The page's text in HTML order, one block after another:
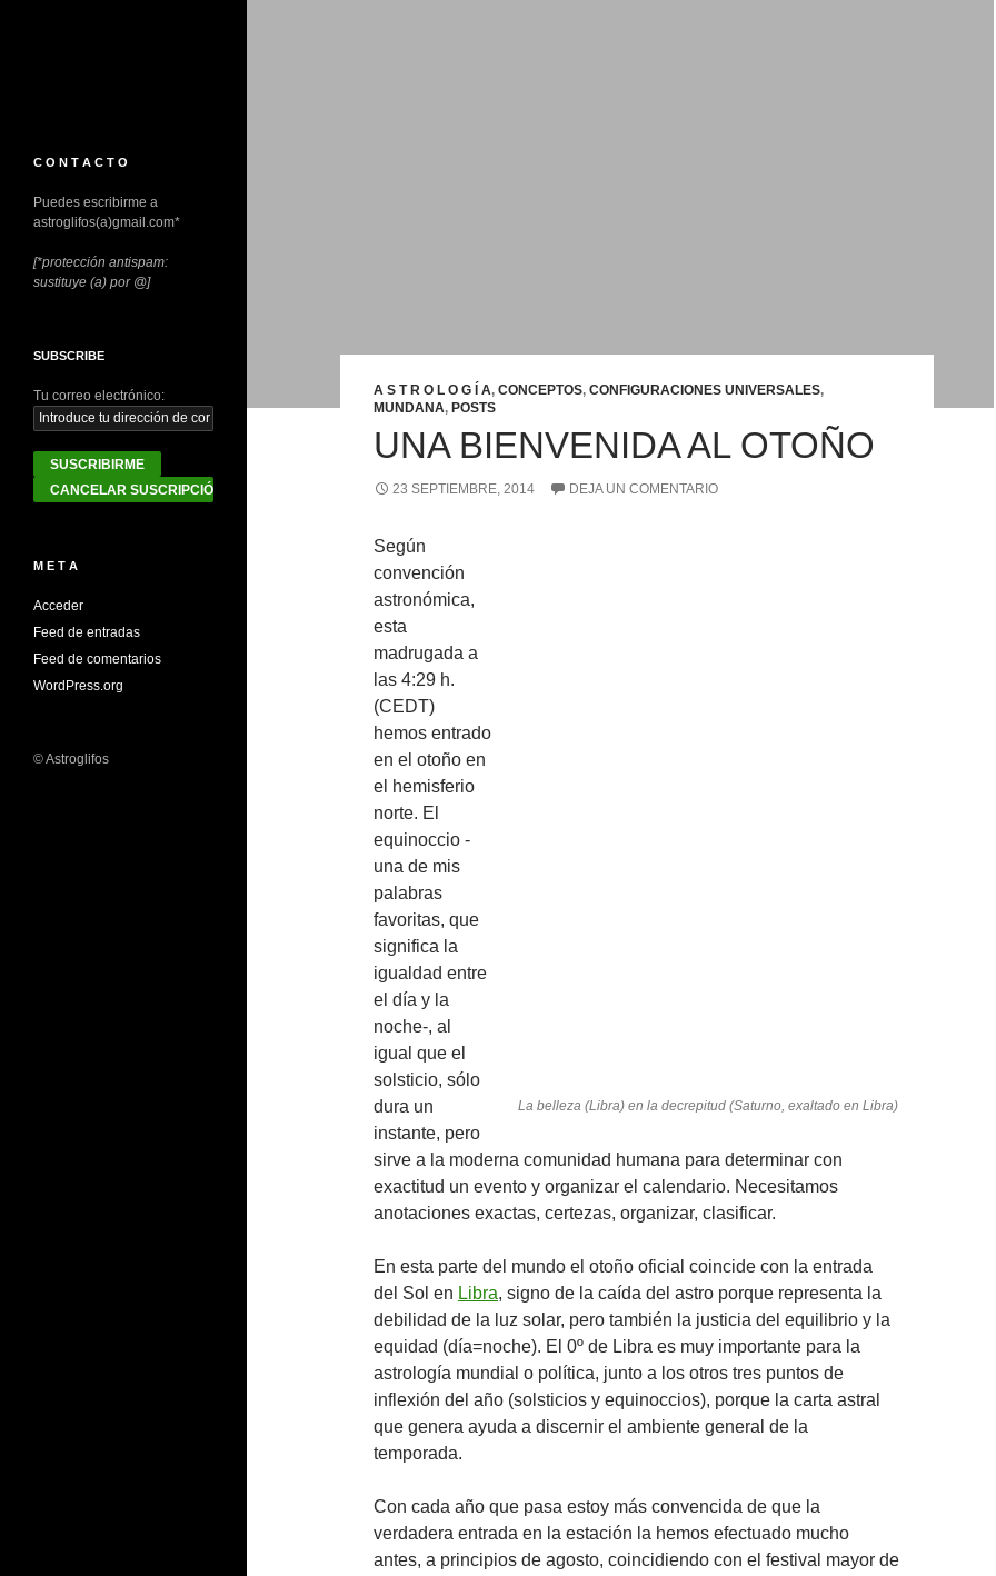
A S T R O L O G Í A, CONCEPTOS, CONFIGURACIONES UNIVERSALES,
MUNDANA, POSTS
UNA BIENVENIDA AL OTOÑO
23 SEPTIEMBRE, 2014 DEJA UN COMENTARIO
La belleza (Libra) en la decrepitud (Saturno, exaltado en Libra)
Según
convención
astronómica,
esta
madrugada a
las 4:29 h.
(CEDT)
hemos entrado
en el otoño en
el hemisferio
norte. El
equinoccio -
una de mis
palabras
favoritas, que
significa la
igualdad entre
el día y la
noche-, al
igual que el
solsticio, sólo
dura un
instante, pero
sirve a la moderna comunidad humana para determinar con
exactitud un evento y organizar el calendario. Necesitamos
anotaciones exactas, certezas, organizar, clasificar.
En esta parte del mundo el otoño oficial coincide con la entrada
del Sol en Libra, signo de la caída del astro porque representa la
debilidad de la luz solar, pero también la justicia del equilibrio y la
equidad (día=noche). El 0º de Libra es muy importante para la
astrología mundial o política, junto a los otros tres puntos de
inflexión del año (solsticios y equinoccios), porque la carta astral
que genera ayuda a discernir el ambiente general de la
temporada.
Con cada año que pasa estoy más convencida de que la
verdadera entrada en la estación la hemos efectuado mucho
antes, a principios de agosto, coincidiendo con el festival mayor de
C O N T A C T O
Puedes escribirme a
astroglifos(a)gmail.com*
[*protección antispam:
sustituye (a) por @]
SUBSCRIBE
Tu correo electrónico:
M E T A
Acceder
Feed de entradas
Feed de comentarios
WordPress.org
© Astroglifos